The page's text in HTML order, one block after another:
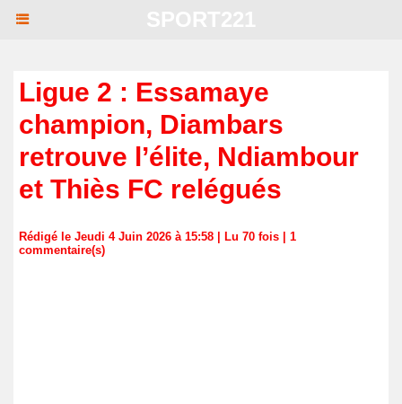
Ligue 2 : Essamaye
champion, Diambars
retrouve l’élite, Ndiambour
et Thiès FC relégués
Rédigé le Jeudi 4 Juin 2026 à 15:58 | Lu 70 fois | 1
commentaire(s)